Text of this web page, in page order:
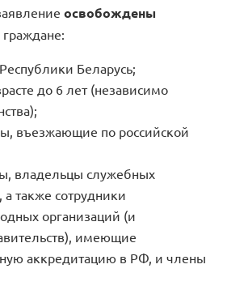
освобождены
Беларусь;
до 6 лет (независимо
въезжающие по российской
владельцы служебных
а также сотрудники
организаций (и
имеющие
аккредитацию в РФ, и члены